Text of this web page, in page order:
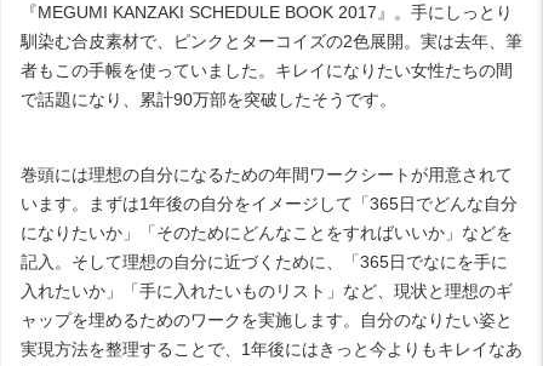
『MEGUMI KANZAKI SCHEDULE BOOK 2017 』。手にしっとり
馴染む合皮素材で、ピンクとターコイズの2色展開。実は去年、筆
者もこの手帳を使っていました。キレイになりたい女性たちの間
で話題になり、累計90万部を突破したそうです。
巻頭には理想の自分になるための年間ワークシートが用意されて
います。まずは1年後の自分をイメージして「365日でどんな自分
になりたいか」「そのためにどんなことをすればいいか」などを
記入。そして理想の自分に近づくために、「365日でなにを手に
入れたいか」「手に入れたいものリスト」など、現状と理想のギ
ャップを埋めるためのワークを実施します。自分のなりたい姿と
実現方法を整理することで、 1年後にはきっと今よりもキレイなあ